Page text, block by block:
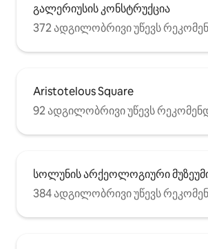
გალერიუსის კონსტრუქცია
372 ადგილობრივი უწევს
Aristotelous Square
92 ადგილობრივი უწევს
სოლუნის არქეოლოგიური
384 ადგილობრივი უწევს